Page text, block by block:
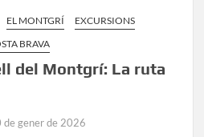
EL MONTGRÍ
EXCURSIONS
BRAVA
del Montgrí: La ruta
de gener de 2026